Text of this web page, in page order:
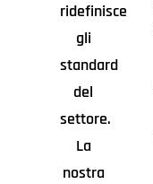
ridefinisce
gli
standard
del
settore.
La
nostra